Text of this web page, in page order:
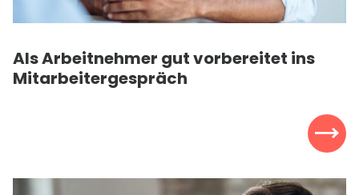
Als Arbeitnehmer gut vorbereitet ins
Mitarbeitergespräch